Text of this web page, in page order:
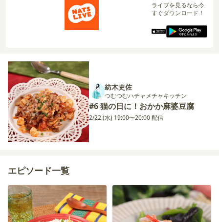
ライブを見るなら今
すぐダウンロード！
紡木吏佐
つむつむハチャメチャキッチン
#6 猫の日に！おかか麻婆豆腐
2/22 (水) 19:00〜20:00 配信
エピソード一覧